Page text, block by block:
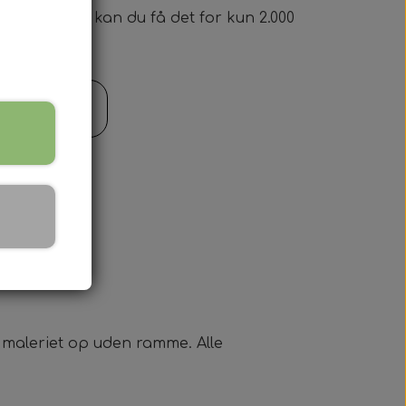
så kan du få det for kun 2.000
kurv
op uden ramme. Alle